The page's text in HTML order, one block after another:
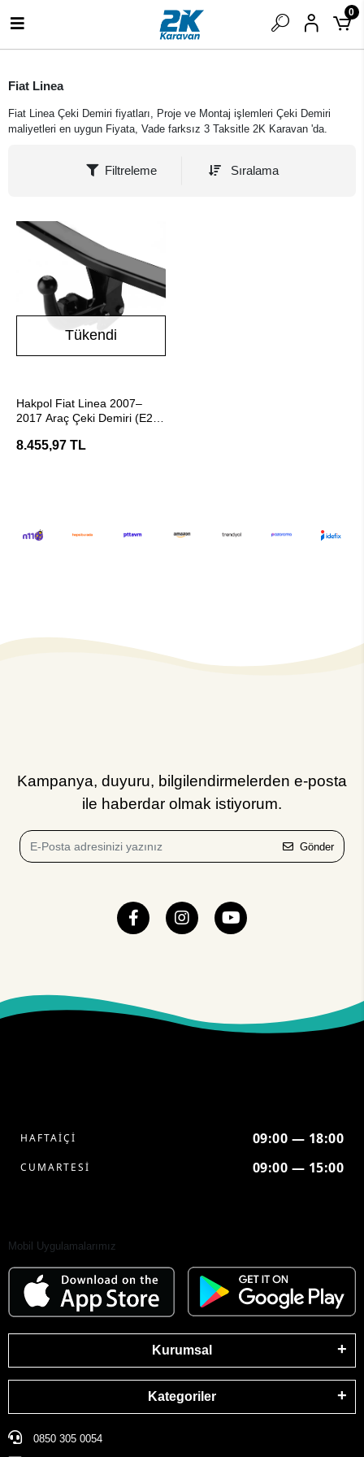
0
Fiat Linea
Fiat Linea Çeki Demiri fiyatları, Proje ve Montaj işlemleri Çeki Demiri
maliyetleri en uygun Fiyata, Vade farksız 3 Taksitle 2K Karavan 'da.
Filtreleme Sıralama
Tükendi
Hakpol Fiat Linea 2007–
2017 Araç Çeki Demiri (E20
8.455,97 TL
Kampanya, duyuru, bilgilendirmelerden e-posta
ile haberdar olmak istiyorum.
Gönder
HAFTAİÇİ 09:00 — 18:00
CUMARTESİ 09:00 — 15:00
Mobil Uygulamalarımız
Kurumsal
Kategoriler
0850 305 0054